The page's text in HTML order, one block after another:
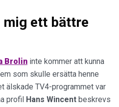
mig ett bättre
Brolin inte kommer att kunna
som skulle ersätta henne
älskade TV4-programmet var
profil Hans Wincent beskrevs